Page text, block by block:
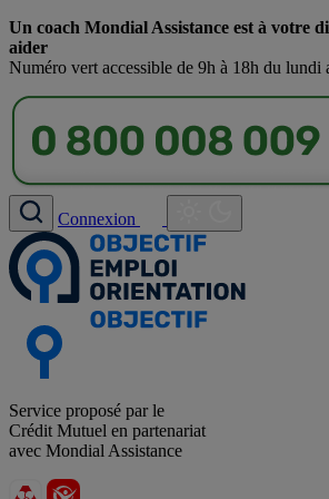
Un coach Mondial Assistance est à votre
aider
Numéro vert accessible de 9h à 18h du lundi
Connexion
Service proposé par le
Crédit Mutuel en partenariat
avec Mondial Assistance